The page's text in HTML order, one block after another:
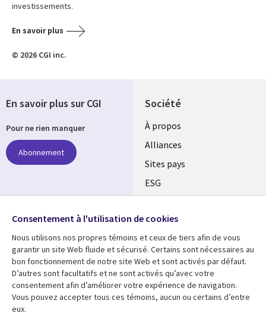
investissements.
En savoir plus
© 2026 CGI inc.
Société
À propos
Alliances
Sites pays
ESG
Fusions
Salle de presse
Ressources Support
En savoir plus sur CGI
Pour ne rien manquer
Abonnement
Suivez-nous
Social
Media
Global
FR
Consentement à l'utilisation de cookies
Nous utilisons nos propres témoins et ceux de tiers afin de vous
garantir un site Web fluide et sécurisé. Certains sont nécessaires au
bon fonctionnement de notre site Web et sont activés par défaut.
D’autres sont facultatifs et ne sont activés qu’avec votre
consentement afin d’améliorer votre expérience de navigation.
Vous pouvez accepter tous ces témoins, aucun ou certains d’entre
eux.